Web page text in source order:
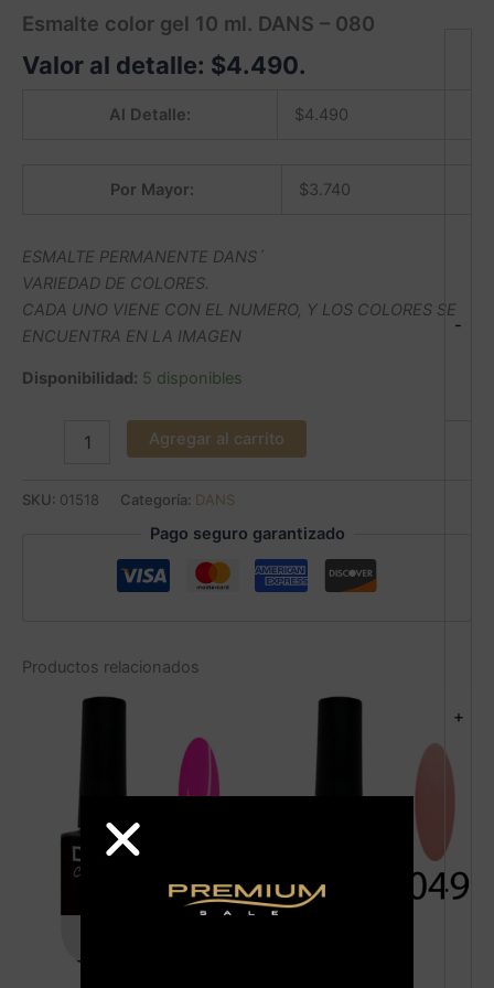
Esmalte color gel 10 ml. DANS – 080
Valor al detalle: $4.490.
Al Detalle: $4.490
Por Mayor: $3.740
ESMALTE PERMANENTE DANS´
VARIEDAD DE COLORES.
CADA UNO VIENE CON EL NUMERO, Y LOS COLORES SE
ENCUENTRA EN LA IMAGEN
Disponibilidad: 5 disponibles
-
+
Agregar al carrito
SKU: 01518 Categoría: DANS
Pago seguro garantizado
Productos relacionados